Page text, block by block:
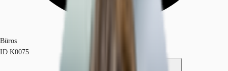
Büros
ID K0075